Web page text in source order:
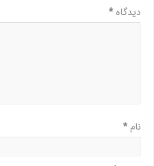
دیدگاه*
نام*